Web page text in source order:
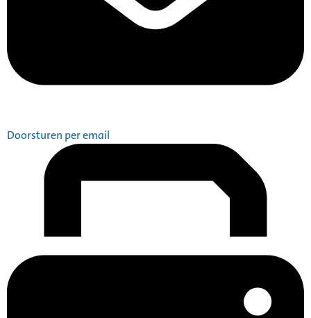
Doorsturen per email